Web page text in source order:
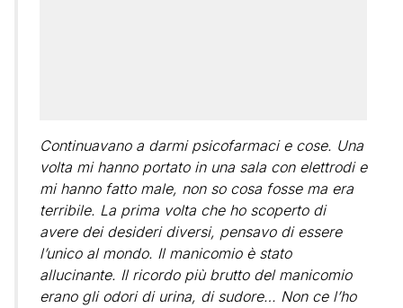
Continuavano a darmi psicofarmaci e cose. Una
volta mi hanno portato in una sala con elettrodi e
mi hanno fatto male, non so cosa fosse ma era
terribile. La prima volta che ho scoperto di
avere dei desideri diversi, pensavo di essere
l’unico al mondo. Il manicomio è stato
allucinante. Il ricordo più brutto del manicomio
erano gli odori di urina, di sudore… Non ce l’ho